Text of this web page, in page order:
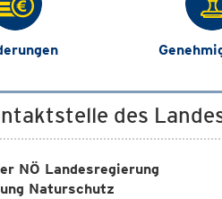
des
NÖ Landesregierung
Naturschutz